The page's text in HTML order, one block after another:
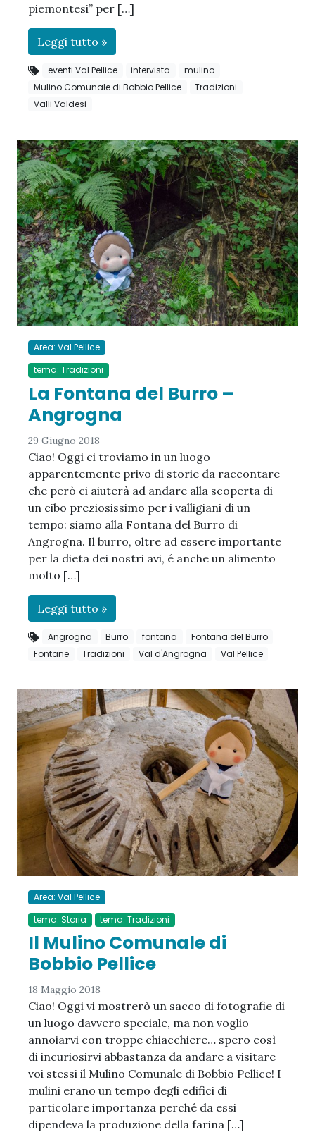
piemontesi” per […]
Leggi tutto »
eventi Val Pellice intervista
mulino
Mulino Comunale di Bobbio Pellice
Tradizioni
Valli Valdesi
Area: Val Pellice
tema: Tradizioni
La Fontana del Burro –
Angrogna
29 Giugno 2018
Ciao! Oggi ci troviamo in un luogo
apparentemente privo di storie da raccontare
che però ci aiuterà ad andare alla scoperta di
un cibo preziosissimo per i valligiani di un
tempo: siamo alla Fontana del Burro di
Angrogna. Il burro, oltre ad essere importante
per la dieta dei nostri avi, é anche un alimento
molto […]
Leggi tutto »
Angrogna Burro fontana
Fontana del Burro
Fontane
Tradizioni Val d'Angrogna Val Pellice
Area: Val Pellice
tema: Storia
tema: Tradizioni
Il Mulino Comunale di
Bobbio Pellice
18 Maggio 2018
Ciao! Oggi vi mostrerò un sacco di fotografie di
un luogo davvero speciale, ma non voglio
annoiarvi con troppe chiacchiere… spero così
di incuriosirvi abbastanza da andare a visitare
voi stessi il Mulino Comunale di Bobbio Pellice! I
mulini erano un tempo degli edifici di
particolare importanza perché da essi
dipendeva la produzione della farina […]